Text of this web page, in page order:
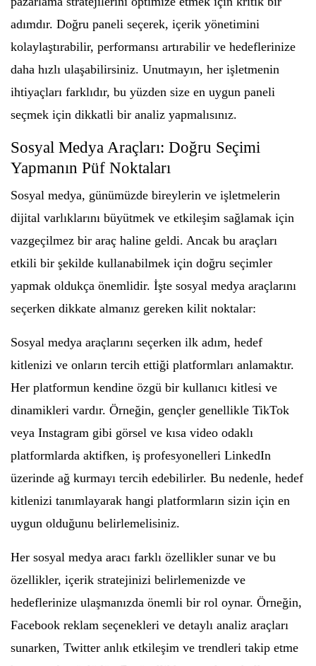
adımdır. Doğru paneli seçerek, içerik yönetimini
kolaylaştırabilir, performansı artırabilir ve hedeflerinize
daha hızlı ulaşabilirsiniz. Unutmayın, her işletmenin
ihtiyaçları farklıdır, bu yüzden size en uygun paneli
seçmek için dikkatli bir analiz yapmalısınız.
Sosyal Medya Araçları: Doğru Seçimi
Yapmanın Püf Noktaları
Sosyal medya, günümüzde bireylerin ve işletmelerin
dijital varlıklarını büyütmek ve etkileşim sağlamak için
vazgeçilmez bir araç haline geldi. Ancak bu araçları
etkili bir şekilde kullanabilmek için doğru seçimler
yapmak oldukça önemlidir. İşte sosyal medya araçlarını
seçerken dikkate almanız gereken kilit noktalar:
Sosyal medya araçlarını seçerken ilk adım, hedef
kitlenizi ve onların tercih ettiği platformları anlamaktır.
Her platformun kendine özgü bir kullanıcı kitlesi ve
dinamikleri vardır. Örneğin, gençler genellikle TikTok
veya Instagram gibi görsel ve kısa video odaklı
platformlarda aktifken, iş profesyonelleri LinkedIn
üzerinde ağ kurmayı tercih edebilirler. Bu nedenle, hedef
kitlenizi tanımlayarak hangi platformların sizin için en
uygun olduğunu belirlemelisiniz.
Her sosyal medya aracı farklı özellikler sunar ve bu
özellikler, içerik stratejinizi belirlemenizde ve
hedeflerinize ulaşmanızda önemli bir rol oynar. Örneğin,
Facebook reklam seçenekleri ve detaylı analiz araçları
sunarken, Twitter anlık etkileşim ve trendleri takip etme